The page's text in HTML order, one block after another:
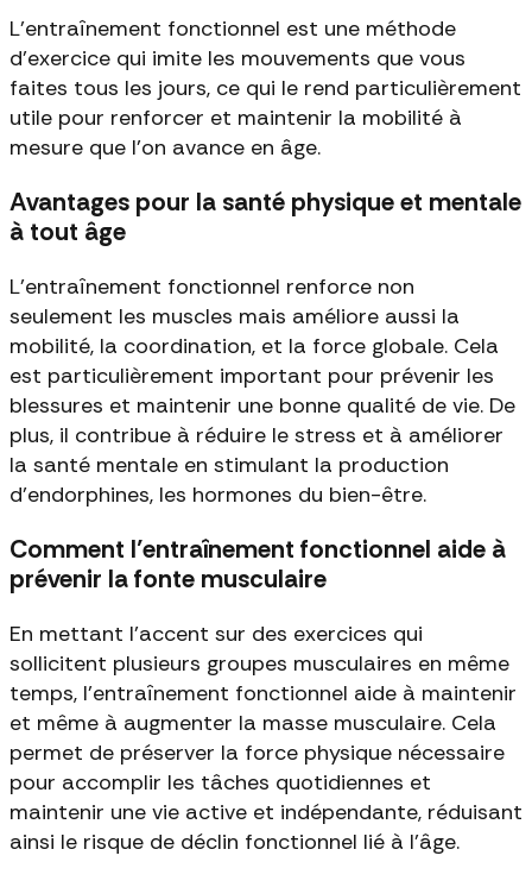
L'entraînement fonctionnel est une méthode
d'exercice qui imite les mouvements que vous
faites tous les jours, ce qui le rend particulièrement
utile pour renforcer et maintenir la mobilité à
mesure que l'on avance en âge.
Avantages pour la santé physique et mentale
à tout âge
L’entraînement fonctionnel renforce non
seulement les muscles mais améliore aussi la
mobilité, la coordination, et la force globale. Cela
est particulièrement important pour prévenir les
blessures et maintenir une bonne qualité de vie. De
plus, il contribue à réduire le stress et à améliorer
la santé mentale en stimulant la production
d’endorphines, les hormones du bien-être.
Comment l’entraînement fonctionnel aide à
prévenir la fonte musculaire
En mettant l'accent sur des exercices qui
sollicitent plusieurs groupes musculaires en même
temps, l'entraînement fonctionnel aide à maintenir
et même à augmenter la masse musculaire. Cela
permet de préserver la force physique nécessaire
pour accomplir les tâches quotidiennes et
maintenir une vie active et indépendante, réduisant
ainsi le risque de déclin fonctionnel lié à l'âge.